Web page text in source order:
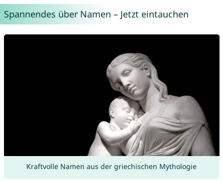
Spannendes über Namen – Jetzt eintauchen
Kraftvolle Namen aus der griechischen Mythologie